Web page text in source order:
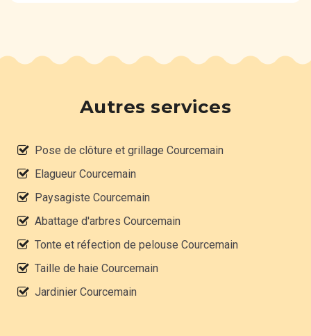
Autres services
Pose de clôture et grillage Courcemain
Elagueur Courcemain
Paysagiste Courcemain
Abattage d'arbres Courcemain
Tonte et réfection de pelouse Courcemain
Taille de haie Courcemain
Jardinier Courcemain